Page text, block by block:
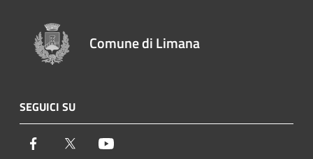
Comune di Limana
SEGUICI SU
Facebook Twitter